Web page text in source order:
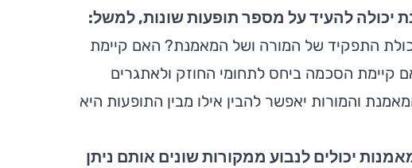
יכולה להעיד על מספר תופעות שונות, למשל:
התפקיד של המורה ושל המאמנת? האם קיימת
קיימת הסכמה ביחס לתחומי החוזק ולאתגרים
והמורות יאפשר להבין אילו מבין התופעות היא
יכולים לנבוע ממקורות שונים אותם ניתן